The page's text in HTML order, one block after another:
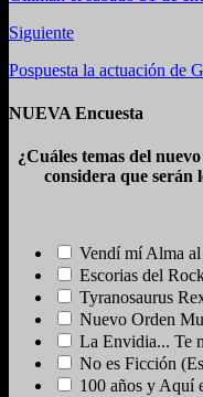
Siguiente
Pospuesta la actuación de
NUEVA Encuesta
¿Cuáles temas del
considera que serán
Vendí mí Alma
Escorias del
Tyranosaurus
Nuevo Orden
La Envidia... Te
No es Ficción
100 años y Aquí